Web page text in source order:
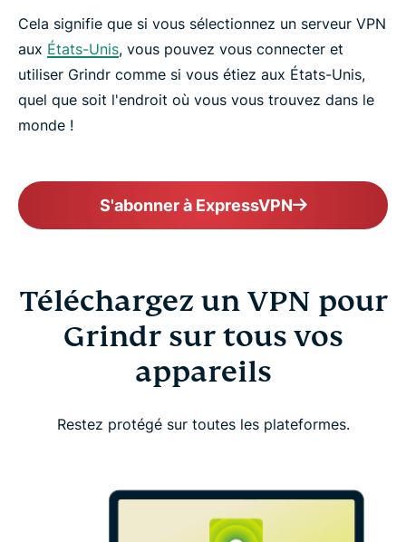
Cela signifie que si vous sélectionnez un serveur VPN
aux États-Unis, vous pouvez vous connecter et
utiliser Grindr comme si vous étiez aux États-Unis,
quel que soit l'endroit où vous vous trouvez dans le
monde !
S'abonner à ExpressVPN
Téléchargez un VPN pour
Grindr sur tous vos
appareils
Restez protégé sur toutes les plateformes.